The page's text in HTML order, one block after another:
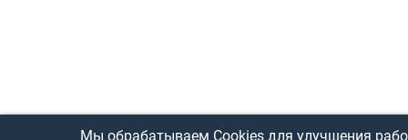
Мы обрабатываем Cookies для улучшения